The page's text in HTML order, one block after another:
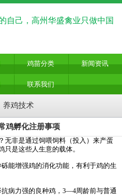
自己，高州华盛禽业只做中国
鸡苗分类 新闻资讯
联系我们
养鸡技术
鸡孵化注册事项
非是通过饲喂饲料（投入）来产蛋
只是这些人生意的载体。
增强鸡的消化功能，有利于鸡的生
病力强的良种鸡，3—4周龄前与普通